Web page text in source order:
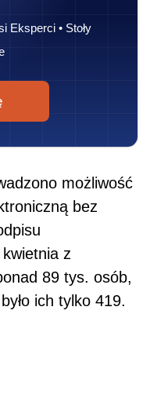
Eksperci • Stoły
możliwość
bez
z
89 tys. osób,
ich tylko 419.